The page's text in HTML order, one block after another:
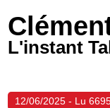
Economie
L'instant
12/06/2025 - Lu